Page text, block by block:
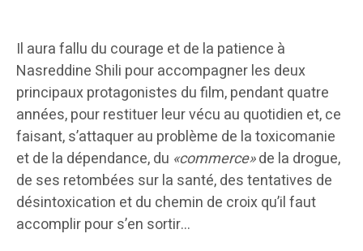
Il aura fallu du courage et de la patience à
Nasreddine Shili pour accompagner les deux
principaux protagonistes du film, pendant quatre
années, pour restituer leur vécu au quotidien et, ce
faisant, s’attaquer au problème de la toxicomanie
et de la dépendance, du «commerce»de la drogue,
de ses retombées sur la santé, des tentatives de
désintoxication et du chemin de croix qu’il faut
accomplir pour s’en sortir…